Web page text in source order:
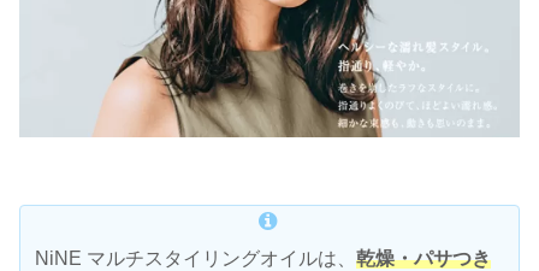
NiNE マルチスタイリングオイルは、 乾燥・パサつき